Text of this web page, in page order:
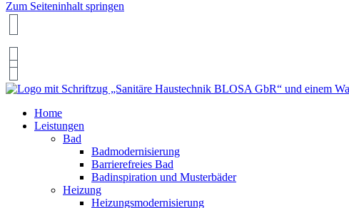
Zum Seiteninhalt springen
0911-499595
Home
Leistungen
Bad
Badmodernisierung
Barrierefreies Bad
Badinspiration und Musterbäder
Heizung
Heizungsmodernisierung